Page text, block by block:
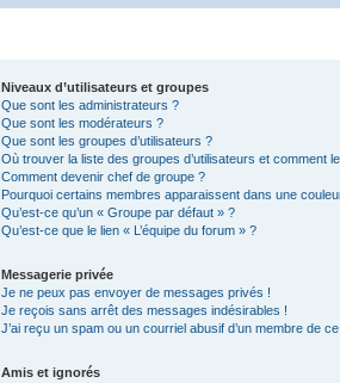
Niveaux d’utilisateurs et groupes
Que sont les administrateurs ?
Que sont les modérateurs ?
Que sont les groupes d’utilisateurs ?
Où trouver la liste des groupes d’utilisateurs et comment
Comment devenir chef de groupe ?
Pourquoi certains membres apparaissent dans une
Qu’est-ce qu’un « Groupe par défaut » ?
Qu’est-ce que le lien « L’équipe du forum » ?
Messagerie privée
Je ne peux pas envoyer de messages privés !
Je reçois sans arrêt des messages indésirables !
J’ai reçu un spam ou un courriel abusif d’un membre de
Amis et ignorés